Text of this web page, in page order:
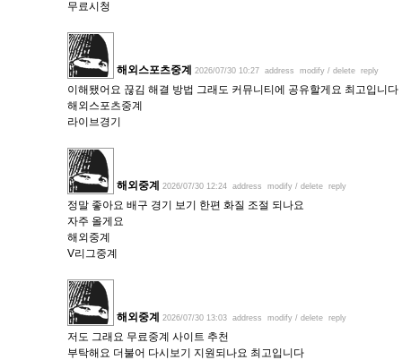
무료시청
해외스포츠중계 2026/07/30 10:27 address modify / delete reply
이해됐어요 끊김 해결 방법 그래도 커뮤니티에 공유할게요 최고입니다
해외스포츠중계
라이브경기
해외중계 2026/07/30 12:24 address modify / delete reply
정말 좋아요 배구 경기 보기 한편 화질 조절 되나요
자주 올게요
해외중계
V리그중계
해외중계 2026/07/30 13:03 address modify / delete reply
저도 그래요 무료중계 사이트 추천
부탁해요 더불어 다시보기 지원되나요 최고입니다